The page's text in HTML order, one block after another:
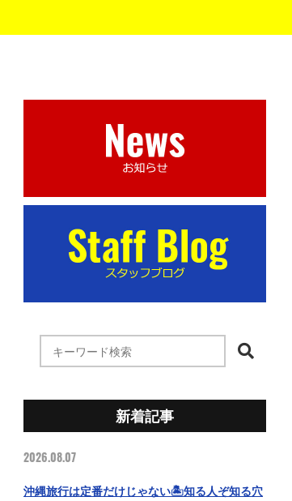
新着記事
2026.08.07
沖縄旅行は定番だけじゃない🏝️知る人ぞ知る穴